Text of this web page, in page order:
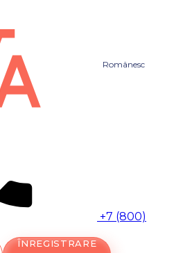
Românesc
+7 (800)
ÎNREGISTRARE